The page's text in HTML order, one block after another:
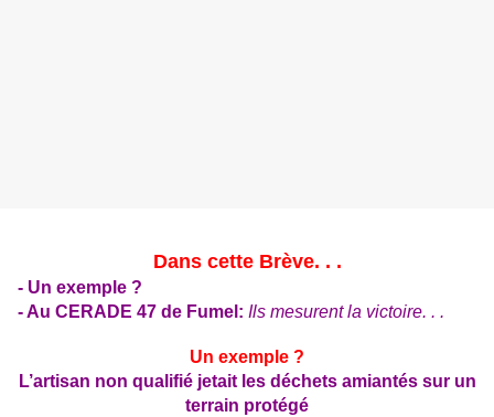
Dans cette Brève. . .
- Un exemple ?
- Au CERADE 47 de Fumel: Ils mesurent la victoire. . .
Un exemple ?
L’artisan non qualifié jetait les déchets amiantés sur un
terrain protégé